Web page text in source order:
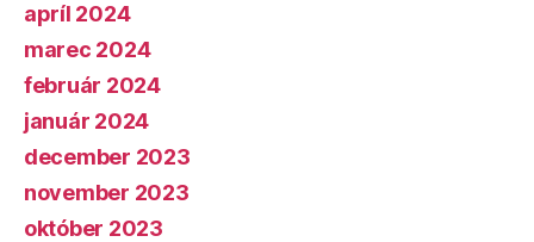
apríl 2024
marec 2024
február 2024
január 2024
december 2023
november 2023
október 2023